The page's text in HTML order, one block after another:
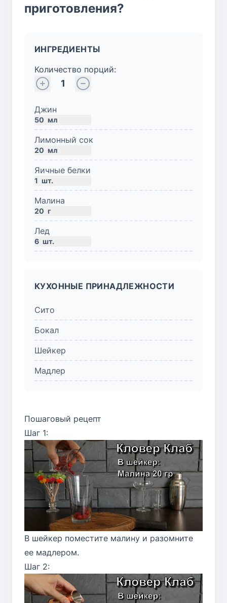
приготовления?
ИНГРЕДИЕНТЫ
Количество порций:
1
Джин
50 мл
Лимонный сок
20 мл
Яичные белки
1 шт.
Малина
20 г
Лед
6 шт.
КУХОННЫЕ ПРИНАДЛЕЖНОСТИ
Сито
Бокал
Шейкер
Мадлер
Пошаговый рецепт
Шаг 1:
В шейкер поместите малину и разомните
ее мадлером.
Шаг 2: